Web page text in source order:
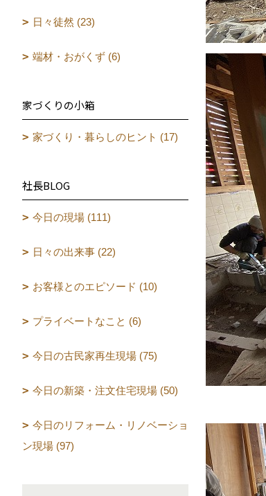
日々徒然 (23)
端材・おがくず (6)
家づくりの小箱
家づくり・暮らしのヒント (17)
社長BLOG
今日の現場 (111)
日々の出来事 (22)
お客様とのエピソード (10)
プライベートなこと (6)
今日の古民家再生現場 (75)
今日の新築・注文住宅現場 (50)
今日のリフォーム・リノベーショ
ン現場 (97)